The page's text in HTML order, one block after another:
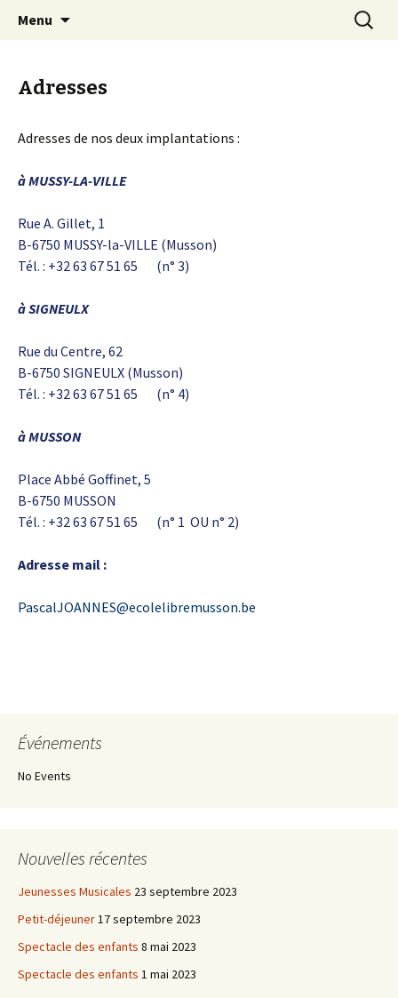
Ecole Libre Saint-Pierre de
Mussy-la-Ville & Signeulx
Mussy-La-ville & Signeulx
Menu
Adresses
Adresses de nos deux implantations :
à MUSSY-LA-VILLE
Rue A. Gillet, 1
B-6750 MUSSY-la-VILLE (Musson)
Tél. : +32 63 67 51 65 (n° 3)
à SIGNEULX
Rue du Centre, 62
B-6750 SIGNEULX (Musson)
Tél. : +32 63 67 51 65 (n° 4)
à MUSSON
Place Abbé Goffinet, 5
B-6750 MUSSON
Tél. : +32 63 67 51 65 (n° 1 OU n° 2)
Adresse mail :
PascalJOANNES@ecolelibremusson.be
Événements
No Events
Nouvelles récentes
Jeunesses Musicales 23 septembre 2023
Petit-déjeuner17 septembre 2023
Spectacle des enfants 8 mai 2023
Spectacle des enfants 1 mai 2023